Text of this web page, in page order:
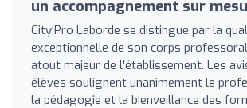
un accompagnement sur
City'Pro Laborde se distingue par la
exceptionnelle de son corps
atout majeur de l'établissement. Les
élèves soulignent unanimement le
la pédagogie et la bienveillance des